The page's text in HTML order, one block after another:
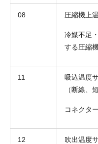
08 圧縮機上
冷媒不足
する圧縮
11
吸込温度
（断線、
コネクタ
12
吹出温度